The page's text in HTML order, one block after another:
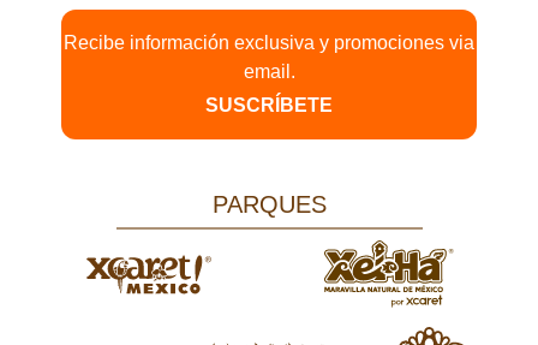
Recibe información exclusiva y promociones via
email.
SUSCRÍBETE
PARQUES